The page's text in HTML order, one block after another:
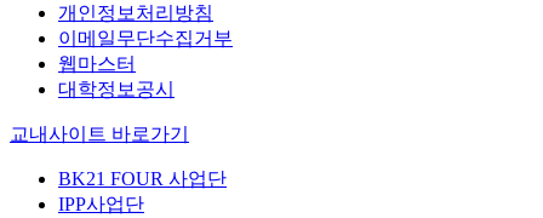
개인정보처리방침
이메일무단수집거부
웹마스터
대학정보공시
교내사이트 바로가기
BK21 FOUR 사업단
IPP사업단